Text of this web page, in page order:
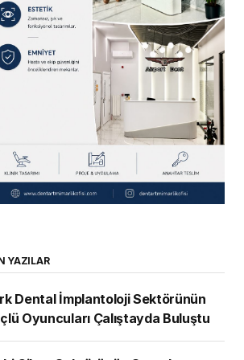
YAZILAR
Dental İmplantoloji Sektörünün
Oyuncuları Çalıştayda Buluştu